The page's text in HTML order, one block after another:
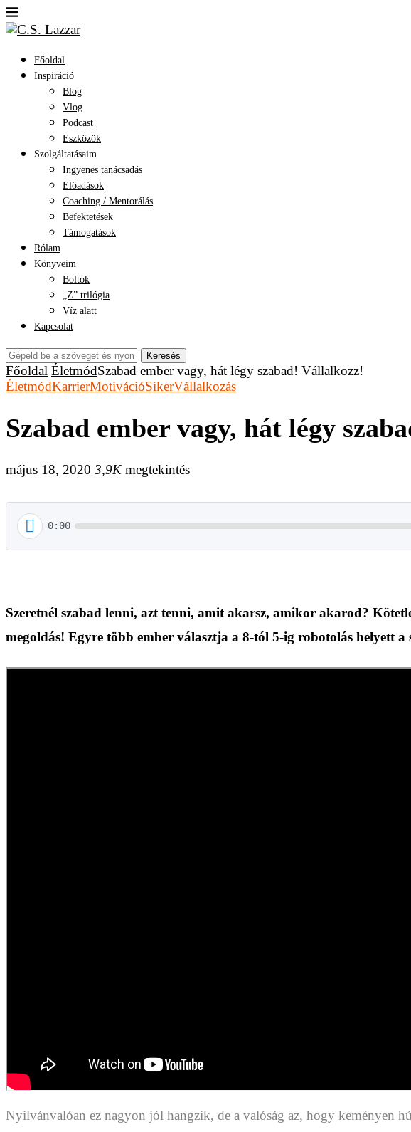
Főoldal
Inspiráció
Blog
Vlog
Podcast
Eszközök
Szolgáltatásaim
Ingyenes tanácsadás
Előadások
Coaching / Mentorálás
Befektetések
Támogatások
Rólam
Könyveim
Boltok
„Z” trilógia
Víz alatt
Kapcsolat
Keresés
Főoldal ÉletmódSzabad ember vagy, hát légy szabad! Vállalkozz!
ÉletmódKarrierMotivációSikerVállalkozás
Szabad ember vagy, hát légy
május 18, 2020 3,9Kmegtekintés
0:00
Szeretnél szabad lenni, azt tenni, amit akarsz, amikor akarod?
megoldás! Egyre több ember választja a 8-tól 5-ig robotolás helyett a
Nyilvánvalóan ez nagyon jól hangzik, de a valóság az, hogy keményen